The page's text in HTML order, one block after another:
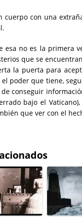
cuerpo con una
esa no es la primera
que se
la puerta para
el poder que tiene,
conseguir
bajo el
que ver con el